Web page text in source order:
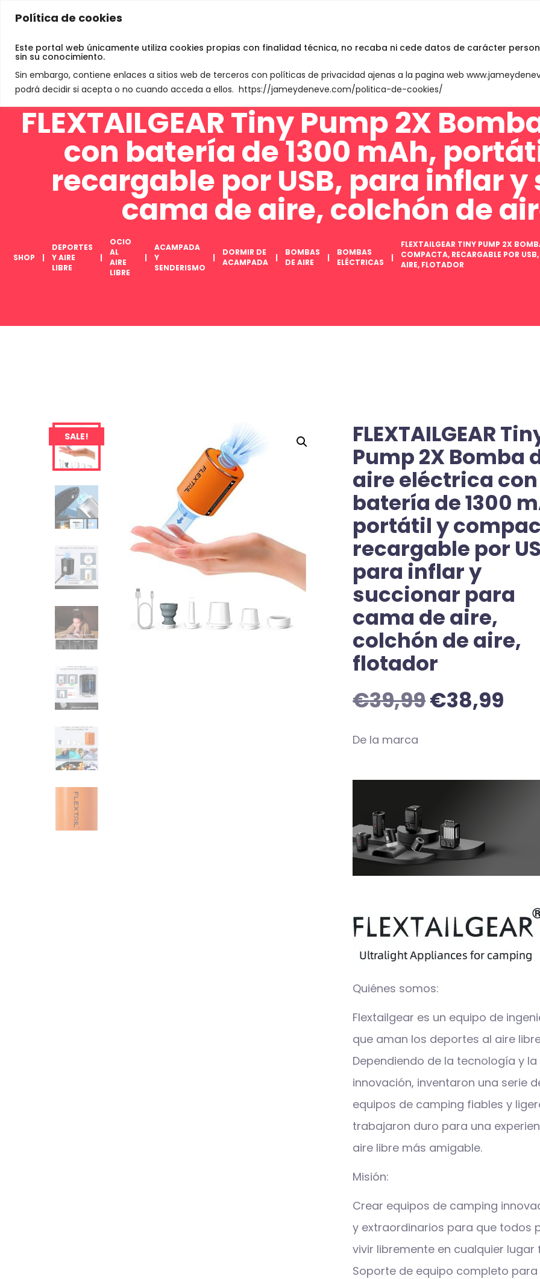
Política de cookies
Este portal web únicamente utiliza cookies propias con finalidad técnica, no recaba ni cede datos de carácter
sin su conocimiento.
Sin embargo, contiene enlaces a sitios web de terceros con políticas de privacidad ajenas a la pagina web
podrá decidir si acepta o no cuando acceda a ellos. https://jameydeneve.com/politica-de-cookies/
FLEXTAILGEAR Tiny Pump 2X
con batería de 1300 mAh,
recargable por USB, para inflar
cama de aire, colchón de
SHOP
DEPORTES
Y AIRE
LIBRE
OCIO
AL
AIRE
LIBRE
ACAMPADA
Y
SENDERISMO
DORMIR DE
ACAMPADA
BOMBAS
DE AIRE
BOMBAS
ELÉCTRICAS
FLEXTAILGEAR TINY PUMP 2X
COMPACTA, RECARGABLE POR
AIRE, FLOTADOR
SALE! FLEXTAILGEAR
Pump 2X Bomba
aire eléctrica con
batería de 1300
portátil y
recargable por
para inflar y
succionar para
cama de aire,
colchón de aire,
flotador
€39,99€38,99
De la marca
Quiénes somos:
Flextailgear es un equipo de
que aman los deportes al aire
Dependiendo de la tecnología y la
innovación, inventaron una serie
equipos de camping fiables y
trabajaron duro para una
aire libre más amigable.
Misión:
Crear equipos de camping
y extraordinarios para que todos
vivir libremente en cualquier lugar
Soporte de equipo completo para